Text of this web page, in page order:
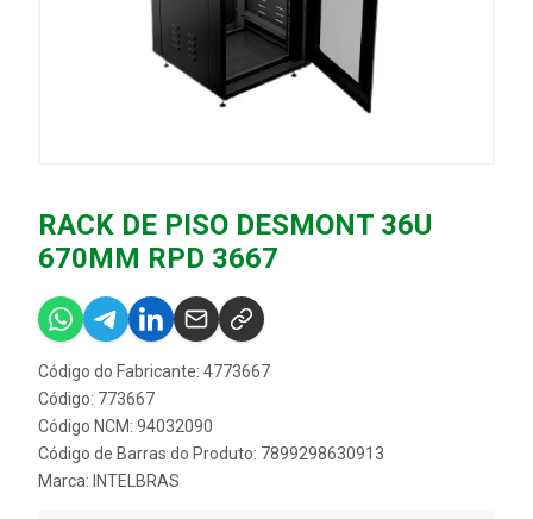
RACK DE PISO DESMONT 36U
670MM RPD 3667
Código do Fabricante: 4773667
Código: 773667
Código NCM: 94032090
Código de Barras do Produto: 7899298630913
Marca: INTELBRAS